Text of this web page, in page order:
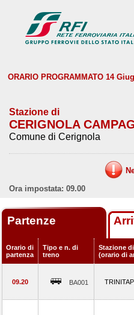
ORARIO PROGRAMMATO 14
Stazione di
CERIGNOLA
Comune di Cerignola
Ora impostata: 09.00
Partenze
Orario di
partenza
Tipo e n. di
treno
Stazione
(orario di
09.20 BA001